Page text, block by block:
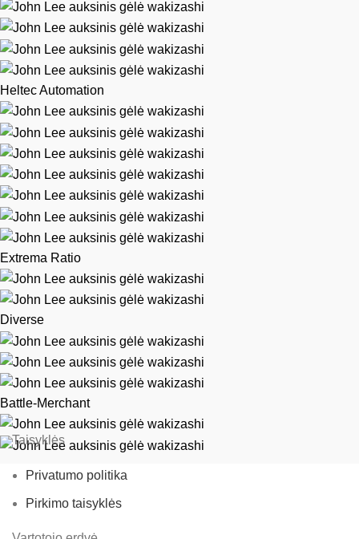
Heltec Automation
Extrema Ratio
Diverse
Battle-Merchant
Taisyklės
Privatumo politika
Pirkimo taisyklės